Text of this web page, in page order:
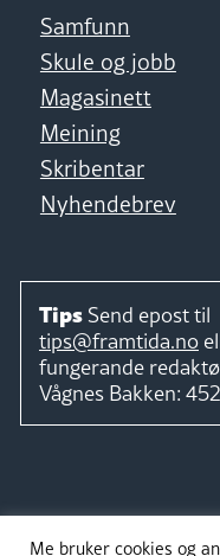
Samfunn
Skule og jobb
Magasinett
Meining
Skribentar
Nyhendebrev
Tips Send epost til
tips@framtida.no
fungerande
Vågnes Bakken:
Me bruker cookies og